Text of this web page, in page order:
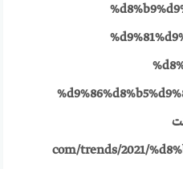
com/trends/2021/